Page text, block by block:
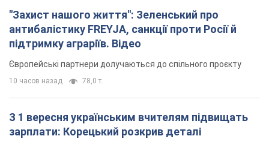
"Захист нашого життя": Зеленський про
антибалістику FREYJA, санкції проти Росії й
підтримку аграріїв. Відео
Європейські партнери долучаються до спільного проєкту
10 часов назад 78,0 т.
З 1 вересня українським вчителям підвищать
зарплати: Корецький розкрив деталі